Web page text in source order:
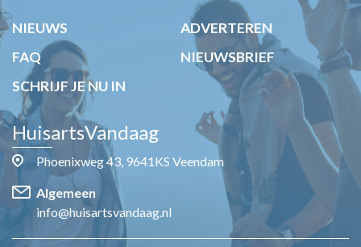
NIEUWS
ADVERTEREN
FAQ
NIEUWSBRIEF
SCHRIJF JE NU IN
HuisartsVandaag
Phoenixweg 43, 9641KS Veendam
Algemeen
info@huisartsvandaag.nl